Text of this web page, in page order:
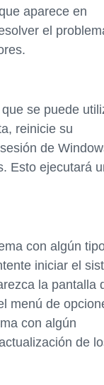
aparece en
el
se puede
reinicie su
de
Esto ejecutará
con algún
iniciar el
la pantalla
menú de
con algún
de